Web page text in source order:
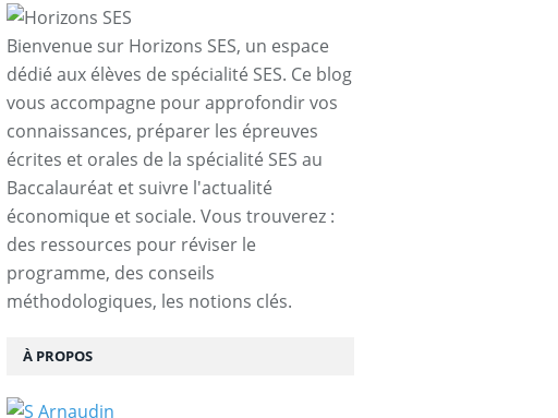
Bienvenue sur Horizons SES, un espace
dédié aux élèves de spécialité SES. Ce blog
vous accompagne pour approfondir vos
connaissances, préparer les épreuves
écrites et orales de la spécialité SES au
Baccalauréat et suivre l'actualité
économique et sociale. Vous trouverez :
des ressources pour réviser le
programme, des conseils
méthodologiques, les notions clés.
À PROPOS